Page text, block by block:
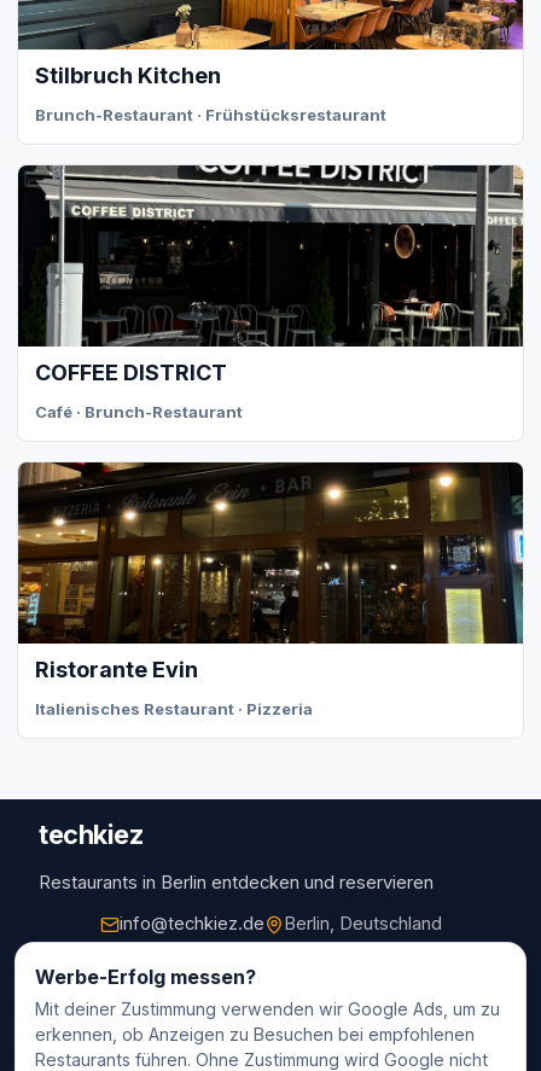
Stilbruch Kitchen
Brunch-Restaurant · Frühstücksrestaurant
COFFEE DISTRICT
Café · Brunch-Restaurant
Ristorante Evin
Italienisches Restaurant · Pizzeria
techkiez
Restaurants in Berlin entdecken und reservieren
info@techkiez.de
Berlin, Deutschland
Restaurants
Restaurantauswahl
Für Unternehmen
Werbe-Erfolg messen?
Mit deiner Zustimmung verwenden wir Google Ads, um zu
erkennen, ob Anzeigen zu Besuchen bei empfohlenen
Restaurants führen. Ohne Zustimmung wird Google nicht